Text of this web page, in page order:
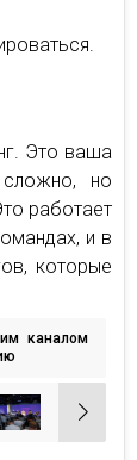
Это ваша
но
работает
и в
которые
каналом